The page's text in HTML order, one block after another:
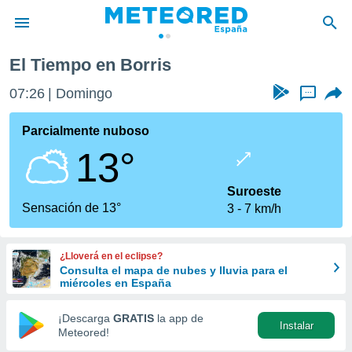
de
por
se
calidad.
a este
las
y
forma
digital
basada
El Tiempo en Borris
07:26 Domingo ...
Parcialmente nuboso
13°
Sensación de 13°
Suroeste
3
7 km/h
¿Lloverá en el eclipse?
Consulta el mapa de nubes y lluvia para el
miércoles en España
¡Descarga GRATIS la app de
Meteored!
Instalar